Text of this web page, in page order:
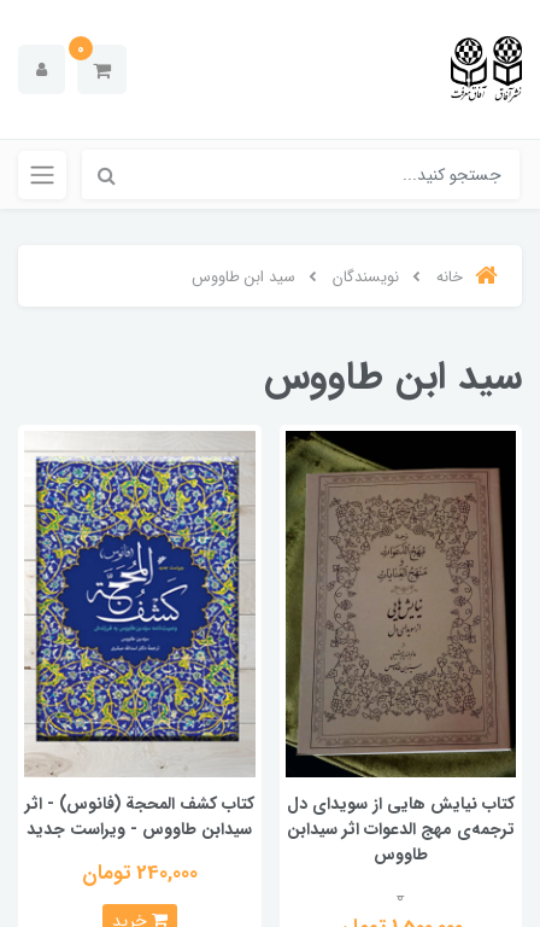
0
خانه نویسندگان سید ابن طاووس
سید ابن طاووس
کتاب نیایش هایی از سویدای دل
ترجمه‌ی مهج الدعوات اثر سیدابن
طاووس
0
کتاب کشف المحجة (فانوس) - اثر
سیدابن طاووس - ویراست جدید
240,000 تومان
خرید